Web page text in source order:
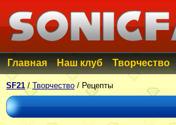
Главная Наш клуб Творчество
SF21 /Творчество / Рецепты